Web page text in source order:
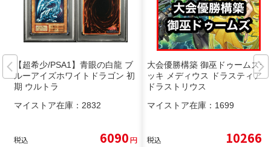
【超希少/PSA1】青眼の白龍 ブ
ルーアイズホワイトドラゴン 初
期 ウルトラ
マイストア在庫： 2832
税込 6090円
大会優勝構築 御巫ドゥームズデ
ッキ メディウス ドラスティア
ドラストリウス
マイストア在庫： 1699
税込 10266